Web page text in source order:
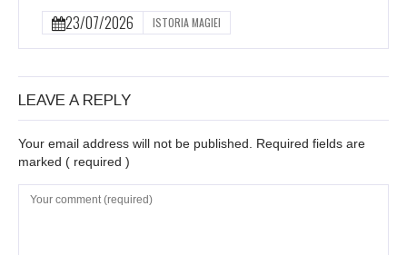
23/07/2026 ISTORIA MAGIEI
LEAVE A REPLY
Your email address will not be published. Required fields are
marked ( required )